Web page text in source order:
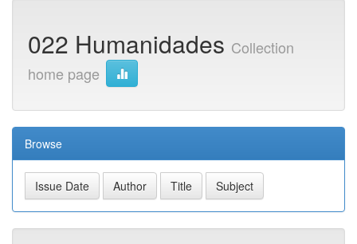
022 Humanidades Collection
home page
Browse